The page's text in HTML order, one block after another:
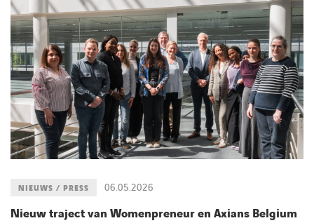
06.05.2026
NIEUWS / PRESS
Nieuw traject van Womenpreneur en Axians Belgium